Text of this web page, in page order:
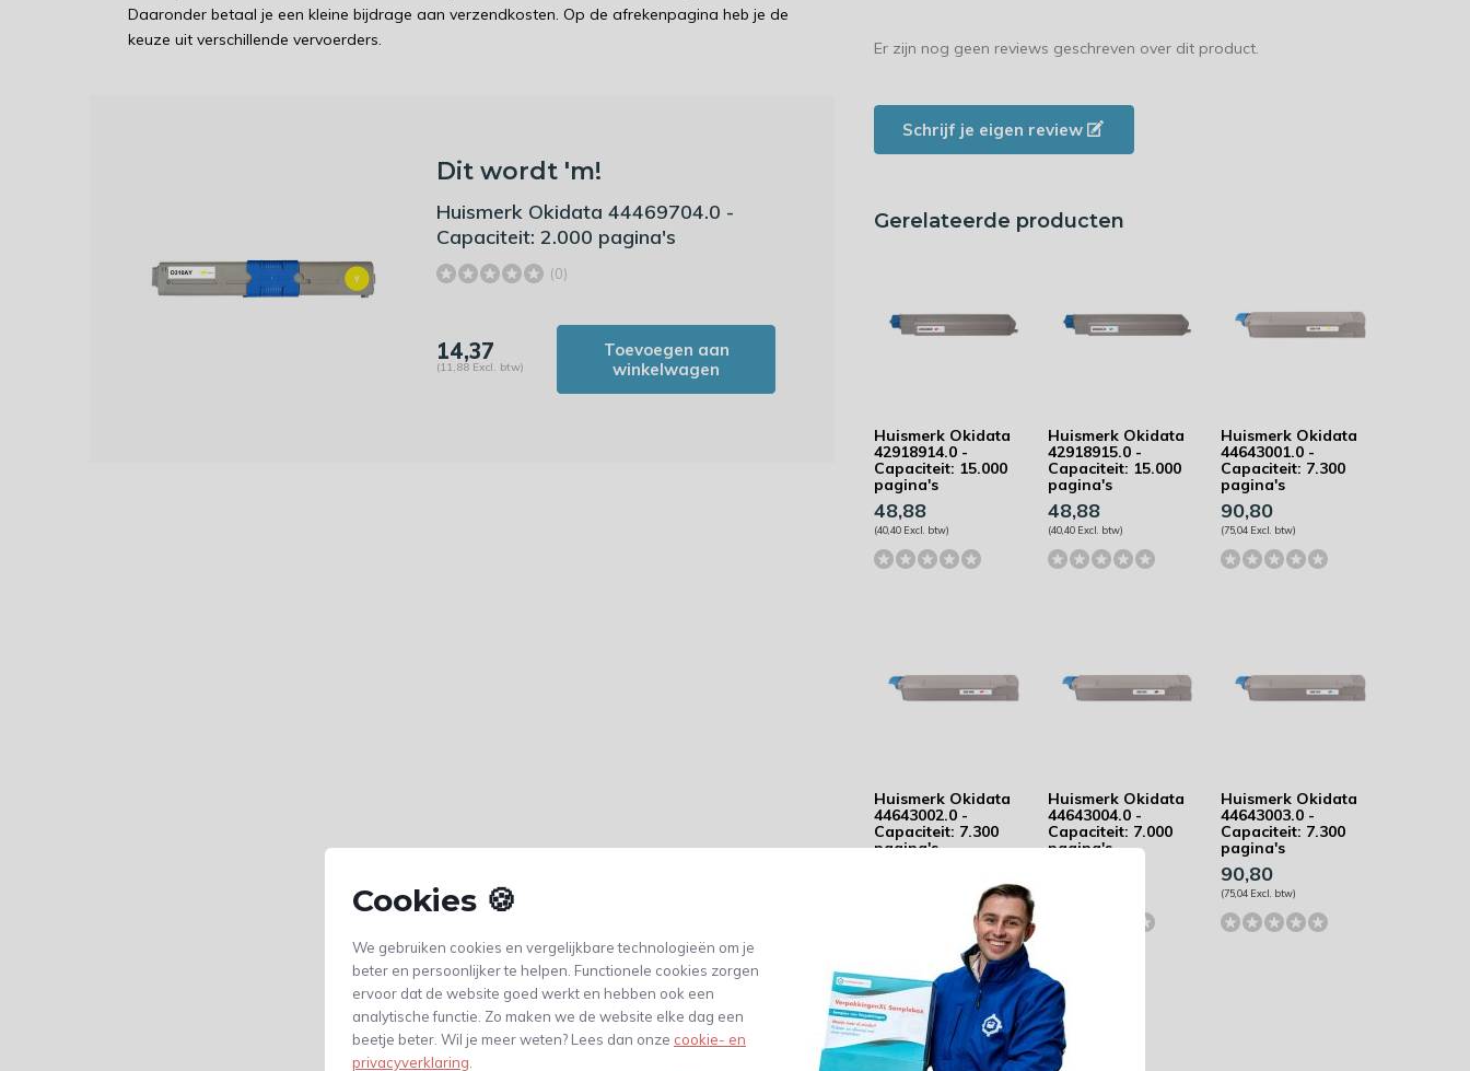
Cookies 🍪
We gebruiken cookies en vergelijkbare technologieën om je
beter en persoonlijker te helpen. Functionele cookies zorgen
ervoor dat de website goed werkt en hebben ook een
analytische functie. Zo maken we de website elke dag een
beetje beter. Wil je meer weten? Lees dan onze cookie- en
privacyverklaring
Daaronder betaal je een kleine bijdrage aan verzendkosten. Op de afrekenpagina heb je de
keuze uit verschillende vervoerders.
Dit wordt 'm!
Huismerk Okidata 44469704.0 -
Capaciteit: 2.000 pagina's
(0)
14,37
(11,88 Excl. btw)
Toevoegen aan
winkelwagen
Er zijn nog geen reviews geschreven over dit product.
Schrijf je eigen review
Gerelateerde producten
Huismerk Okidata
42918914.0 -
Capaciteit: 15.000
pagina's
48,88
(40,40 Excl. btw)
Huismerk Okidata
42918915.0 -
Capaciteit: 15.000
pagina's
48,88
(40,40 Excl. btw)
Huismerk Okidata
44643001.0 -
Capaciteit: 7.300
pagina's
90,80
(75,04 Excl. btw)
Huismerk Okidata
44643002.0 -
Capaciteit: 7.300
pagina's
Huismerk Okidata
44643004.0 -
Capaciteit: 7.000
pagina's
Huismerk Okidata
44643003.0 -
Capaciteit: 7.300
pagina's
90,80
(75,04 Excl. btw)